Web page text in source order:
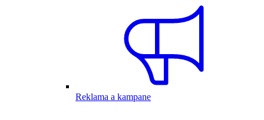
Reklama a kampane